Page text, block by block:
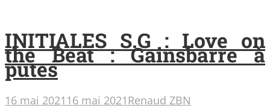
INITIALES S.G : Love on
the Beat : Gainsbarre à
putes
16 mai 2021 16 mai 2021 Renaud ZBN